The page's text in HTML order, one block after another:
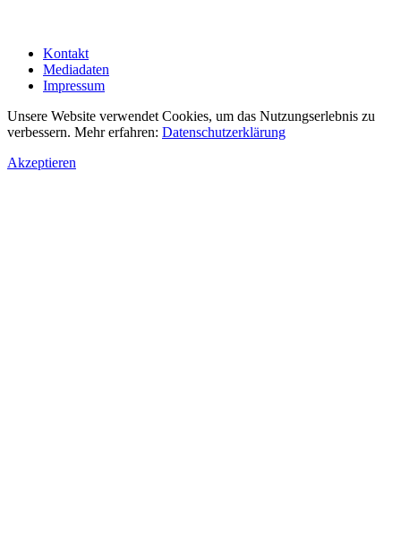
Kontakt
Mediadaten
Impressum
Unsere Website verwendet Cookies, um das Nutzungserlebnis zu
verbessern. Mehr erfahren: Datenschutzerklärung
Akzeptieren